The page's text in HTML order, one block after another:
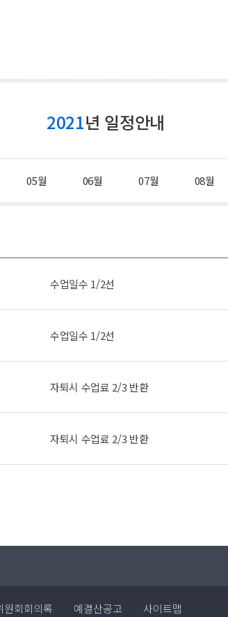
대학자체
충효관
2021년 일정안내
05월 06월 07월 08월
수업일수 1/2선
수업일수 1/2선
자퇴시 수업료 2/3 반환
자퇴시 수업료 2/3 반환
원회회의록 예결산공고 사이트맵